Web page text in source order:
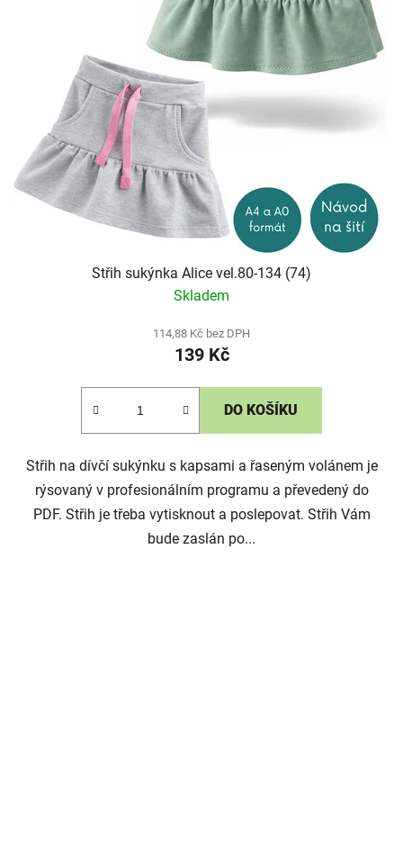
Střih sukýnka Alice vel.80-134 (74)
Skladem
114,88 Kč bez DPH
139 Kč
DO KOŠÍKU
Střih na dívčí sukýnku s kapsami a řaseným volánem je
rýsovaný v profesionálním programu a převedený do
PDF. Střih je třeba vytisknout a poslepovat. Střih Vám
bude zaslán po...